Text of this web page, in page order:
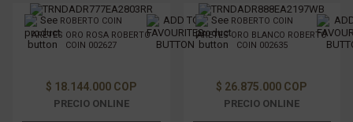
ROBERTO COIN
ARETES ORO ROSA ROBERTO
COIN 002627
$ 18.144.000 COP
PRECIO ONLINE
ROBERTO COIN
ARETES ORO BLANCO ROBERTO
COIN 002635
$ 26.875.000 COP
PRECIO ONLINE